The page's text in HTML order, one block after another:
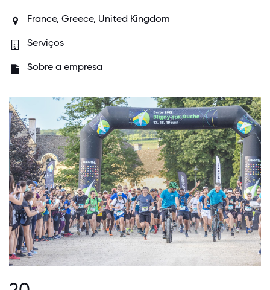
France, Greece, United Kingdom
Serviços
Sobre a empresa